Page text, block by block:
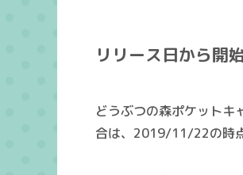
リリース日から開
どうぶつの森ポケットキ
合は、2019/11/22の時